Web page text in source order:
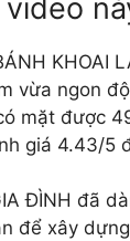
KHOAI
vừa ngon
mặt được
giá 4.43/5
ĐÌNH đã
để xây